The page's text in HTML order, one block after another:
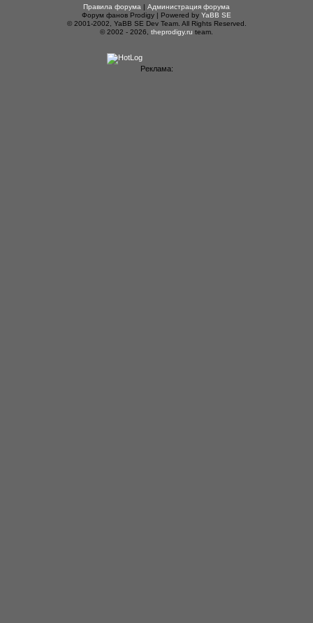
Правила форума | Администрация форума
Форум фанов Prodigy | Powered by YaBB SE
© 2001-2002, YaBB SE Dev Team. All Rights Reserved.
© 2002 - 2026, theprodigy.ru team.
Реклама: